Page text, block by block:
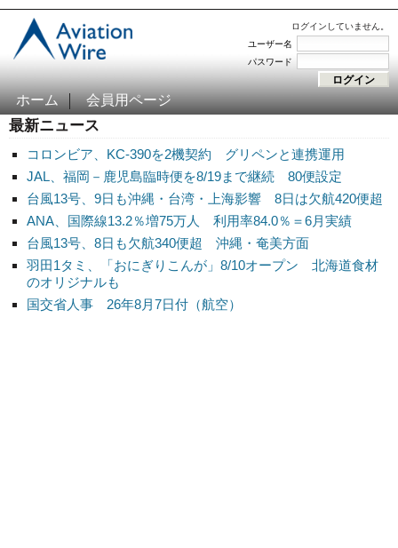
ログインしていません。
ユーザー名
パスワード
ホーム 会員用ページ
最新ニュース
コロンビア、KC-390を2機契約 グリペンと連携運用
JAL、福岡－鹿児島臨時便を8/19まで継続 80便設定
台風13号、9日も沖縄・台湾・上海影響 8日は欠航420便超
ANA、国際線13.2％増75万人 利用率84.0％＝6月実績
台風13号、8日も欠航340便超 沖縄・奄美方面
羽田1タミ、「おにぎりこんが」8/10オープン 北海道食材
のオリジナルも
国交省人事 26年8月7日付（航空）